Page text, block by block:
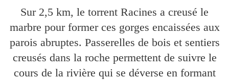
Sur 2,5 km, le torrent Racines a creusé le
marbre pour former ces gorges encaissées aux
parois abruptes. Passerelles de bois et sentiers
creusés dans la roche permettent de suivre le
cours de la rivière qui se déverse en formant